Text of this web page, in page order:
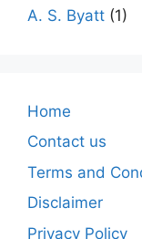
A. S. Byatt (1)
Home
Contact us
Terms and
Disclaimer
Privacy Policy